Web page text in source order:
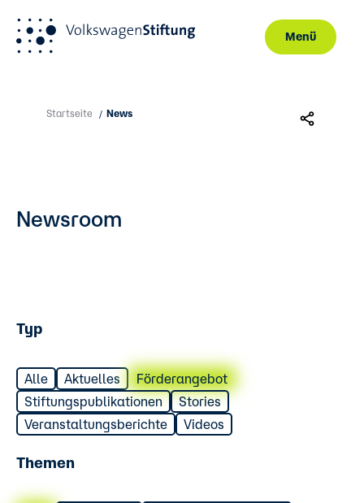
Menü
Startseite / News
Newsroom
Typ
Alle Aktuelles
Förderangebot
Stiftungspublikationen
Stories
Veranstaltungsberichte
Videos
Themen